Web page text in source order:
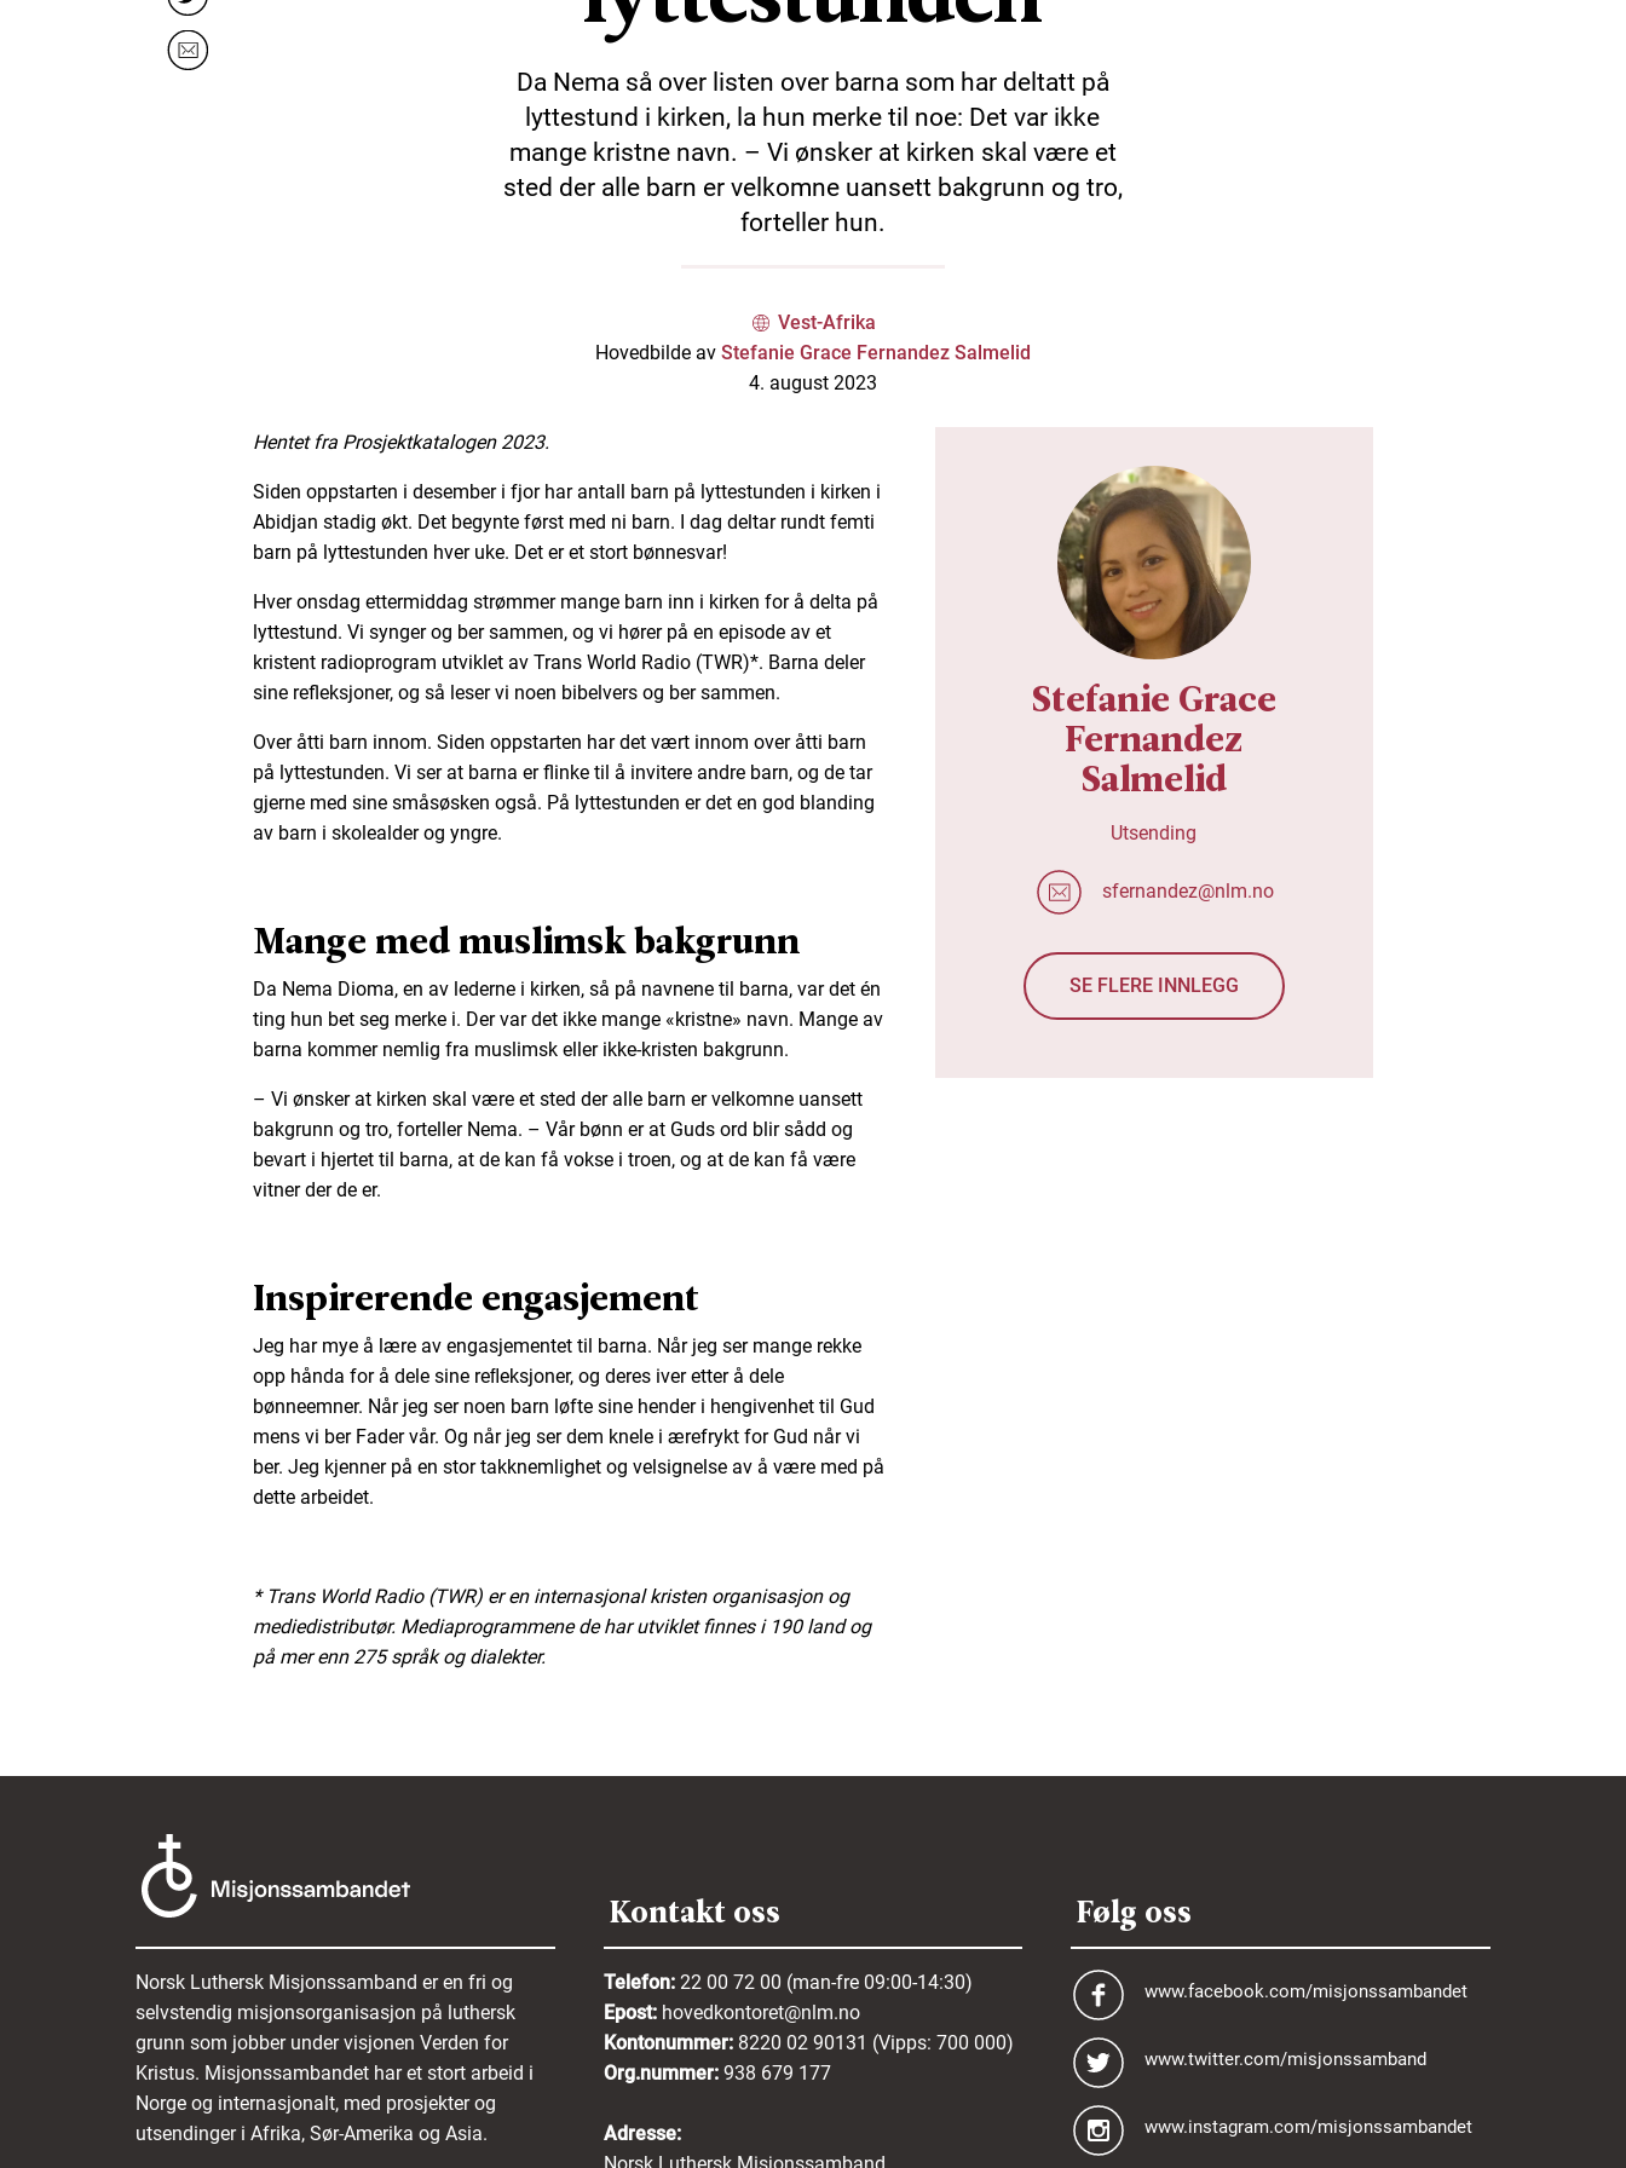
Da Nema så over listen over barna som har deltatt på
lyttestund i kirken, la hun merke til noe: Det var ikke
mange kristne navn. – Vi ønsker at kirken skal være et
sted der alle barn er velkomne uansett bakgrunn og tro,
forteller hun.
Vest-Afrika
Hovedbilde av Stefanie Grace Fernandez Salmelid
4. august 2023
Hentet fra Prosjektkatalogen 2023.
Siden oppstarten i desember i fjor har antall barn på lyttestunden i kirken i
Abidjan stadig økt. Det begynte først med ni barn. I dag deltar rundt femti
barn på lyttestunden hver uke. Det er et stort bønnesvar!
Hver onsdag ettermiddag strømmer mange barn inn i kirken for å delta på
lyttestund. Vi synger og ber sammen, og vi hører på en episode av et
kristent radioprogram utviklet av Trans World Radio (TWR)*. Barna deler
sine refleksjoner, og så leser vi noen bibelvers og ber sammen.
Over åtti barn innom. Siden oppstarten har det vært innom over åtti barn
på lyttestunden. Vi ser at barna er flinke til å invitere andre barn, og de tar
gjerne med sine småsøsken også. På lyttestunden er det en god blanding
av barn i skolealder og yngre.
Mange med muslimsk bakgrunn
Da Nema Dioma, en av lederne i kirken, så på navnene til barna, var det én
ting hun bet seg merke i. Der var det ikke mange «kristne» navn. Mange av
barna kommer nemlig fra muslimsk eller ikke-kristen bakgrunn.
– Vi ønsker at kirken skal være et sted der alle barn er velkomne uansett
bakgrunn og tro, forteller Nema. – Vår bønn er at Guds ord blir sådd og
bevart i hjertet til barna, at de kan få vokse i troen, og at de kan få være
vitner der de er.
Inspirerende engasjement
Jeg har mye å lære av engasjementet til barna. Når jeg ser mange rekke
opp hånda for å dele sine reﬂeksjoner, og deres iver etter å dele
bønneemner. Når jeg ser noen barn løfte sine hender i hengivenhet til Gud
mens vi ber Fader vår. Og når jeg ser dem knele i ærefrykt for Gud når vi
ber. Jeg kjenner på en stor takknemlighet og velsignelse av å være med på
dette arbeidet.
* Trans World Radio (TWR) er en internasjonal kristen organisasjon og
mediedistributør. Mediaprogrammene de har utviklet finnes i 190 land og
på mer enn 275 språk og dialekter.
Stefanie Grace
Fernandez
Salmelid
Utsending
sfernandez@nlm.no
SE FLERE INNLEGG
Norsk Luthersk Misjonssamband er en fri og
selvstendig misjonsorganisasjon på luthersk
grunn som jobber under visjonen Verden for
Kristus. Misjonssambandet har et stort arbeid i
Norge og internasjonalt, med prosjekter og
utsendinger i Afrika, Sør-Amerika og Asia.
Kontakt oss
Telefon: 22 00 72 00 (man-fre 09:00-14:30)
Epost: hovedkontoret@nlm.no
Kontonummer: 8220 02 90131 (Vipps: 700 000)
Org.nummer: 938 679 177
Adresse:
Følg oss
www.facebook.com/misjonssambandet
www.twitter.com/misjonssamband
www.instagram.com/misjonssambandet